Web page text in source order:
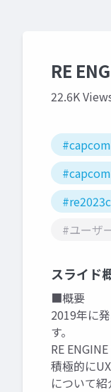
RE
22.6K
#capcom
#ユーザ
スライド
■概要
2019年に
す。
RE
積極的に
について紹